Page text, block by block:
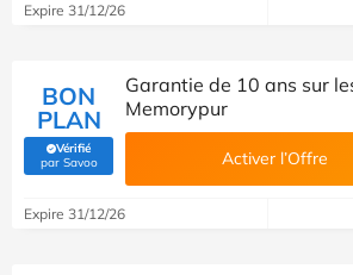
Expire 31/12/26
BON
PLAN
Vérifié
par Savoo(Vérifié par Savoo)
Garantie de 10 ans sur
Memorypur
Activer l’Offre
Expire 31/12/26